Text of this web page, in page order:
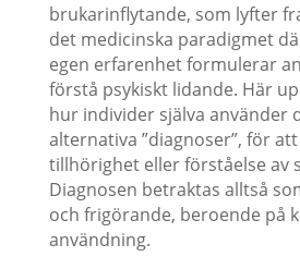
brukarinflytande, som lyfter
det medicinska paradigmet
egen erfarenhet formulerar
förstå psykiskt lidande. Här
hur individer själva använder
alternativa ”diagnoser”, för
tillhörighet eller förståelse av
Diagnosen betraktas alltså
och frigörande, beroende på
användning.